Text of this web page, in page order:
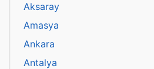
Aksaray
Amasya
Ankara
Antalya